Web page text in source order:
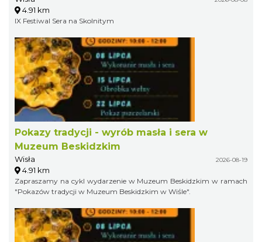
4.91 km
IX Festiwal Sera na Skolnitym
Pokazy tradycji - wyrób masła i sera w
Muzeum Beskidzkim
Wisła 2026-08-19
4.91 km
Zapraszamy na cykl wydarzenie w Muzeum Beskidzkim w ramach
"Pokazów tradycji w Muzeum Beskidzkim w Wiśle".